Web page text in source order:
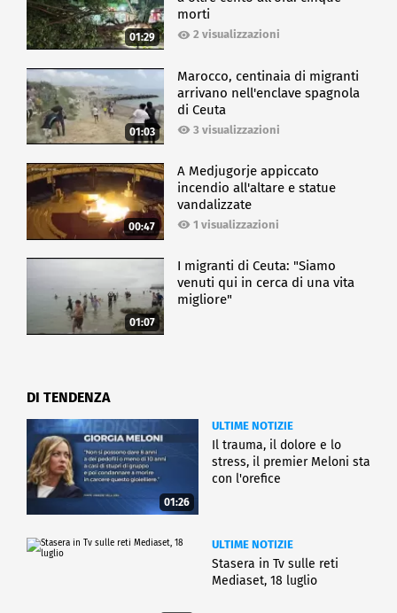
01:29
morti
2 visualizzazioni
01:03
Marocco, centinaia di migranti
arrivano nell'enclave spagnola
di Ceuta
3 visualizzazioni
00:47
A Medjugorje appiccato
incendio all'altare e statue
vandalizzate
1 visualizzazioni
01:07
I migranti di Ceuta: "Siamo
venuti qui in cerca di una vita
migliore"
DI TENDENZA
01:26
ULTIME NOTIZIE
Il trauma, il dolore e lo
stress, il premier Meloni sta
con l'orefice
ULTIME NOTIZIE
Stasera in Tv sulle reti
Mediaset, 18 luglio